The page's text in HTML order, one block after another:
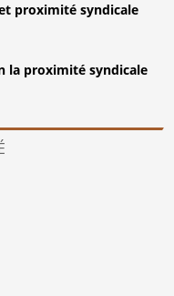
proximité syndicale
la proximité syndicale